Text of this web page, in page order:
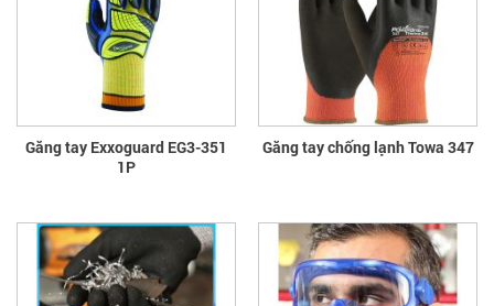
Găng tay Exxoguard EG3-351
1P
Găng tay chống lạnh Towa 347